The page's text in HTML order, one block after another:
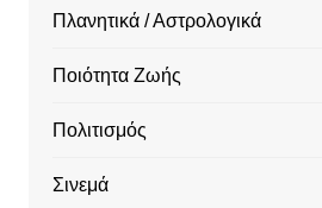
Πλανητικά / Αστρολογικά
Ποιότητα Ζωής
Πολιτισμός
Σινεμά